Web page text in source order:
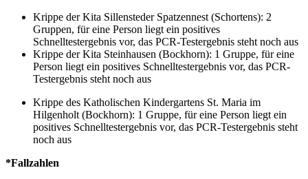
Krippe der Kita Sillensteder Spatzennest (Schortens): 2
Gruppen, für eine Person liegt ein positives
Schnelltestergebnis vor, das PCR-Testergebnis steht noch aus
Krippe der Kita Steinhausen (Bockhorn): 1 Gruppe, für eine
Person liegt ein positives Schnelltestergebnis vor, das PCR-
Testergebnis steht noch aus
Krippe des Katholischen Kindergartens St. Maria im
Hilgenholt (Bockhorn): 1 Gruppe, für eine Person liegt ein
positives Schnelltestergebnis vor, das PCR-Testergebnis steht
noch aus
*Fallzahlen